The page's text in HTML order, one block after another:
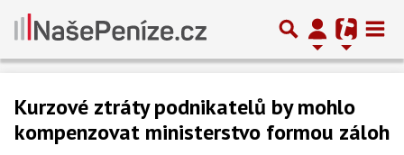
Kurzové ztráty podnikatelů by mohlo
kompenzovat ministerstvo formou záloh